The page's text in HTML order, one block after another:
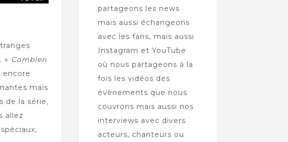
« Combien
encore
mais
de la série,
allez
partageons les news
mais aussi échangeons
avec les fans, mais aussi
Instagram et YouTube
où nous partageons à la
fois les vidéos des
évènements que nous
couvrons mais aussi nos
interviews avec divers
acteurs, chanteurs ou